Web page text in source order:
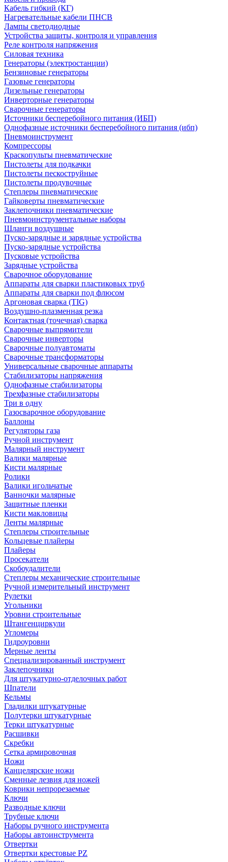
Кабель гибкий (КГ)
Нагревательные кабели ПНСВ
Лампы светодиодные
Устройства защиты, контроля и управления
Реле контроля напряжения
Силовая техника
Генераторы (электростанции)
Бензиновые генераторы
Газовые генераторы
Дизельные генераторы
Инверторные генераторы
Сварочные генераторы
Источники бесперебойного питания (ИБП)
Однофазные источники бесперебойного питания (ибп)
Пневмоинструмент
Компрессоры
Краскопульты пневматические
Пистолеты для подкачки
Пистолеты пескоструйные
Пистолеты продувочные
Степлеры пневматические
Гайковерты пневматические
Заклепочники пневматические
Пневмоинструментальные наборы
Шланги воздушные
Пуско-зарядные и зарядные устройства
Пуско-зарядные устройства
Пусковые устройства
Зарядные устройства
Сварочное оборудование
Аппараты для сварки пластиковых труб
Аппараты для сварки под флюсом
Аргоновая сварка (TIG)
Воздушно-плазменная резка
Контактная (точечная) сварка
Сварочные выпрямители
Сварочные инверторы
Сварочные полуавтоматы
Сварочные трансформаторы
Универсальные сварочные аппараты
Стабилизаторы напряжения
Однофазные стабилизаторы
Трехфазные стабилизаторы
Три в одну
Газосварочное оборудование
Баллоны
Регуляторы газа
Ручной инструмент
Малярный инструмент
Валики малярные
Кисти малярные
Ролики
Валики игольчатые
Ванночки малярные
Защитные пленки
Кисти макловицы
Ленты малярные
Степлеры строительные
Кольцевые плайеры
Плайеры
Просекатели
Скобоудалители
Степлеры механические строительные
Ручной измерительный инструмент
Рулетки
Угольники
Уровни строительные
Штангенциркули
Угломеры
Гидроуровни
Мерные ленты
Специализированный инструмент
Заклепочники
Для штукатурно-отделочных работ
Шпатели
Кельмы
Гладилки штукатурные
Полутерки штукатурные
Терки штукатурные
Расшивки
Скребки
Сетка армировочная
Ножи
Канцелярские ножи
Сменные лезвия для ножей
Коврики непрорезаемые
Ключи
Разводные ключи
Трубные ключи
Наборы ручного инструмента
Наборы автоинструмента
Отвертки
Отвертки крестовые PZ